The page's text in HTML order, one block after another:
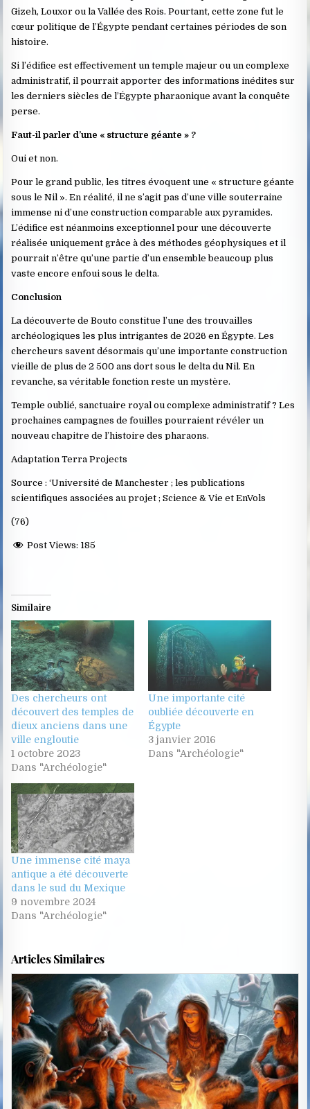
Gizeh, Louxor ou la Vallée des Rois. Pourtant, cette zone fut le
cœur politique de l’Égypte pendant certaines périodes de son
histoire.
Si l’édifice est effectivement un temple majeur ou un complexe
administratif, il pourrait apporter des informations inédites sur
les derniers siècles de l’Égypte pharaonique avant la conquête
perse.
Faut-il parler d’une « structure géante » ?
Oui et non.
Pour le grand public, les titres évoquent une « structure géante
sous le Nil ». En réalité, il ne s’agit pas d’une ville souterraine
immense ni d’une construction comparable aux pyramides.
L’édifice est néanmoins exceptionnel pour une découverte
réalisée uniquement grâce à des méthodes géophysiques et il
pourrait n’être qu’une partie d’un ensemble beaucoup plus
vaste encore enfoui sous le delta.
Conclusion
La découverte de Bouto constitue l’une des trouvailles
archéologiques les plus intrigantes de 2026 en Égypte. Les
chercheurs savent désormais qu’une importante construction
vieille de plus de 2 500 ans dort sous le delta du Nil. En
revanche, sa véritable fonction reste un mystère.
Temple oublié, sanctuaire royal ou complexe administratif ? Les
prochaines campagnes de fouilles pourraient révéler un
nouveau chapitre de l’histoire des pharaons.
Adaptation Terra Projects
Source : ‘Université de Manchester ; les publications
scientifiques associées au projet ; Science & Vie et EnVols
(76)
Post Views: 185
Similaire
Des chercheurs ont
découvert des temples de
dieux anciens dans une
ville engloutie
1 octobre 2023
Dans "Archéologie"
Une importante cité
oubliée découverte en
Égypte
3 janvier 2016
Dans "Archéologie"
Une immense cité maya
antique a été découverte
dans le sud du Mexique
9 novembre 2024
Dans "Archéologie"
Articles Similaires
Posted
in